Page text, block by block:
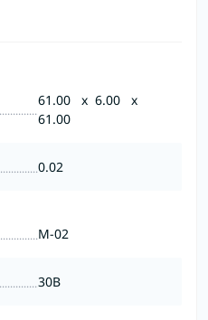
61.00 x 6.00 x
61.00
0.02
M-02
30B